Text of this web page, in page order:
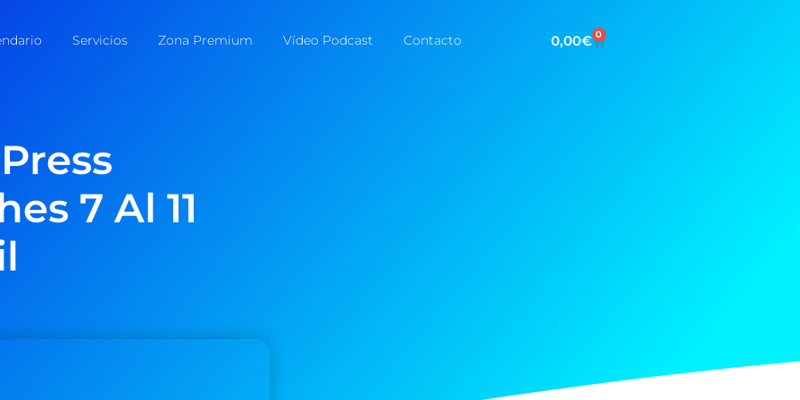
Servicios Zona Premium Vídeo Podcast Contacto 0,00€ 0
7 Al 11